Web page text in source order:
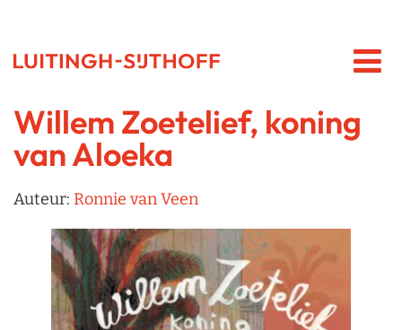
Willem Zoetelief, koning
van Aloeka
Auteur: Ronnie van Veen